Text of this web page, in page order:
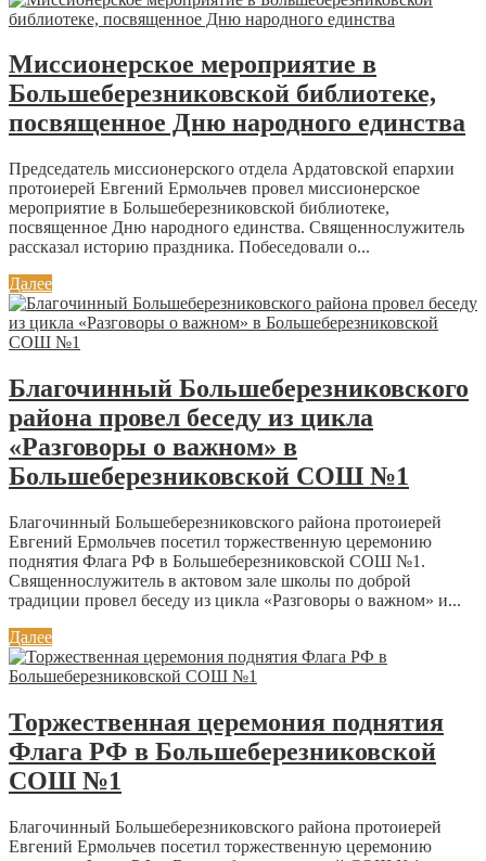
Миссионерское мероприятие в
Большеберезниковской библиотеке,
посвященное Дню народного единства
Председатель миссионерского отдела Ардатовской епархии
протоиерей Евгений Ермольчев провел миссионерское
мероприятие в Большеберезниковской библиотеке,
посвященное Дню народного единства. Священнослужитель
рассказал историю праздника. Побеседовали о...
Далее
Благочинный Большеберезниковского
района провел беседу из цикла
«Разговоры о важном» в
Большеберезниковской СОШ №1
Благочинный Большеберезниковского района протоиерей
Евгений Ермольчев посетил торжественную церемонию
поднятия Флага РФ в Большеберезниковской СОШ №1.
Священнослужитель в актовом зале школы по доброй
традиции провел беседу из цикла «Разговоры о важном» и...
Далее
Торжественная церемония поднятия
Флага РФ в Большеберезниковской
СОШ №1
Благочинный Большеберезниковского района протоиерей
Евгений Ермольчев посетил торжественную церемонию